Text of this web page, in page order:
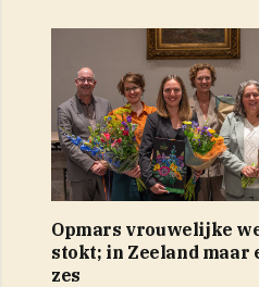
Opmars vrouwelijke
stokt; in Zeeland maar
zes